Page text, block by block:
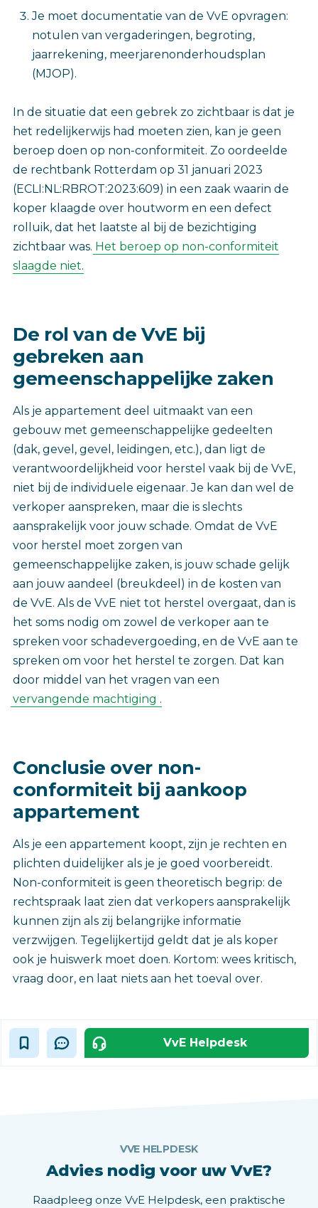
Je moet documentatie van de VvE opvragen:
notulen van vergaderingen, begroting,
jaarrekening, meerjarenonderhoudsplan
(MJOP).
In de situatie dat een gebrek zo zichtbaar is dat je
het redelijkerwijs had moeten zien, kan je geen
beroep doen op non-conformiteit. Zo oordeelde
de rechtbank Rotterdam op 31 januari 2023
(ECLI:NL:RBROT:2023:609) in een zaak waarin de
koper klaagde over houtworm en een defect
rolluik, dat het laatste al bij de bezichtiging
zichtbaar was. Het beroep op non-conformiteit
slaagde niet.
De rol van de VvE bij
gebreken aan
gemeenschappelijke zaken
Als je appartement deel uitmaakt van een
gebouw met gemeenschappelijke gedeelten
(dak, gevel, gevel, leidingen, etc.), dan ligt de
verantwoordelijkheid voor herstel vaak bij de VvE,
niet bij de individuele eigenaar. Je kan dan wel de
verkoper aanspreken, maar die is slechts
aansprakelijk voor jouw schade. Omdat de VvE
voor herstel moet zorgen van
gemeenschappelijke zaken, is jouw schade gelijk
aan jouw aandeel (breukdeel) in de kosten van
de VvE. Als de VvE niet tot herstel overgaat, dan is
het soms nodig om zowel de verkoper aan te
spreken voor schadevergoeding, en de VvE aan te
spreken om voor het herstel te zorgen. Dat kan
door middel van het vragen van een
vervangende machtiging .
Conclusie over non-
conformiteit bij aankoop
appartement
Als je een appartement koopt, zijn je rechten en
plichten duidelijker als je je goed voorbereidt.
Non-conformiteit is geen theoretisch begrip: de
rechtspraak laat zien dat verkopers aansprakelijk
kunnen zijn als zij belangrijke informatie
verzwijgen. Tegelijkertijd geldt dat je als koper
ook je huiswerk moet doen. Kortom: wees kritisch,
vraag door, en laat niets aan het toeval over.
VvE Helpdesk
VVE HELPDESK
Advies nodig voor uw VvE?
Raadpleeg onze VvE Helpdesk, een praktische